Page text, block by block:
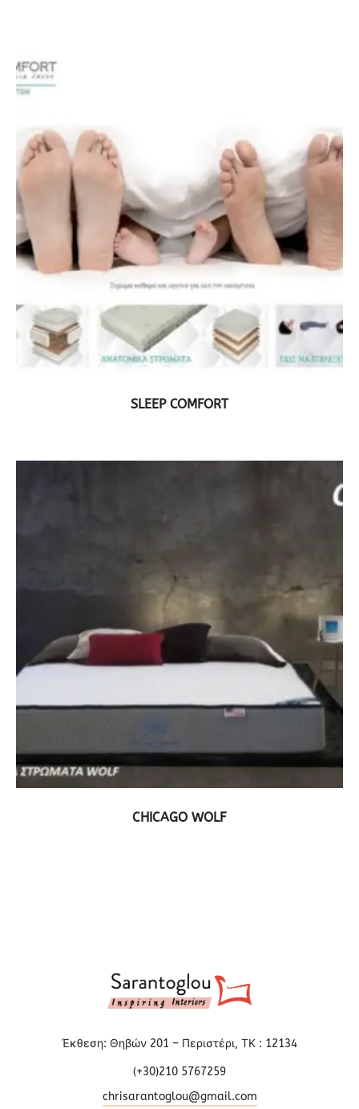
ΔΕΙΤΕ ΤΟ ΠΡΟΪΟΝ
SLEEP COMFORT
ΔΕΙΤΕ ΤΟ ΠΡΟΪΟΝ
CHICAGO WOLF
Έκθεση: Θηβών 201 – Περιστέρι, ΤΚ : 12134
(+30)210 5767259
chrisarantoglou@gmail.com